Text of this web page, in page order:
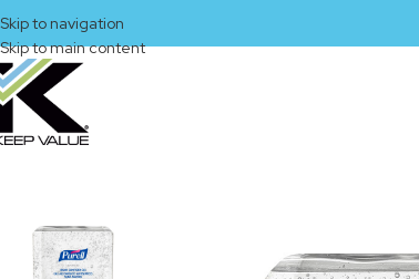
Skip to navigation
Skip to main content